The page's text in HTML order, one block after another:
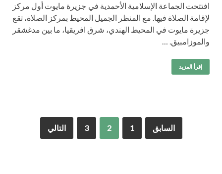
افتتحت الجماعة الإسلامية الأحمدية في جزيرة مايوت أول مركز
لإقامة الصلاة فيها. مع المنظر الجميل المحيط بمركز الصلاة، تقع
جزيرة مايوت في المحيط الهندي، شرق افريقيا، ما بين مدغشقر
والموزامبيق. …
إقرأ المزيد
السابق 1
2
3 التالي